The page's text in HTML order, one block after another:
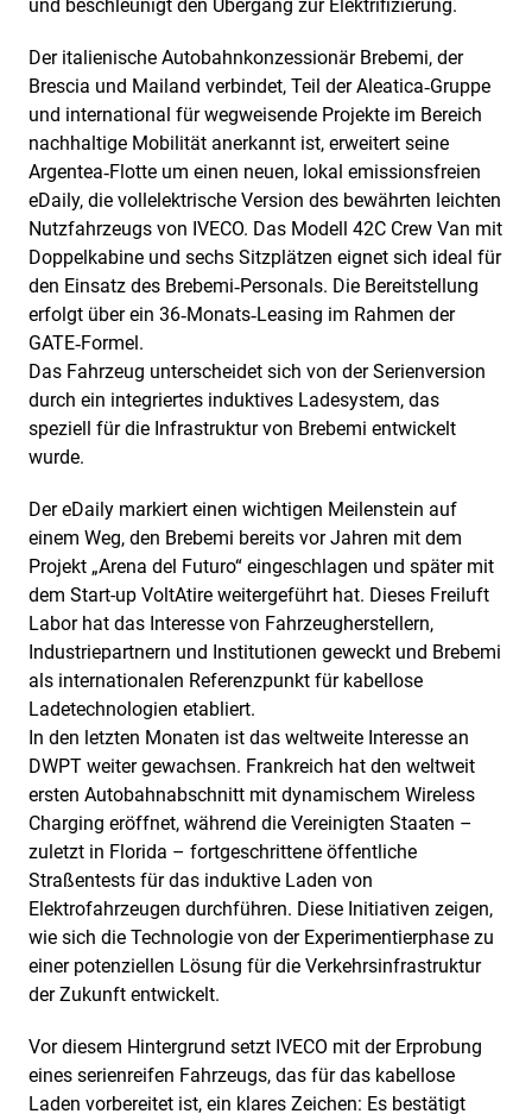
und beschleunigt den Übergang zur Elektrifizierung.
Der italienische Autobahnkonzessionär Brebemi, der
Brescia und Mailand verbindet, Teil der Aleatica‑Gruppe
und international für wegweisende Projekte im Bereich
nachhaltige Mobilität anerkannt ist, erweitert seine
Argentea‑Flotte um einen neuen, lokal emissionsfreien
eDaily, die vollelektrische Version des bewährten leichten
Nutzfahrzeugs von IVECO. Das Modell 42C Crew Van mit
Doppelkabine und sechs Sitzplätzen eignet sich ideal für
den Einsatz des Brebemi‑Personals. Die Bereitstellung
erfolgt über ein 36‑Monats‑Leasing im Rahmen der
GATE‑Formel.
Das Fahrzeug unterscheidet sich von der Serienversion
durch ein integriertes induktives Ladesystem, das
speziell für die Infrastruktur von Brebemi entwickelt
wurde.
Der eDaily markiert einen wichtigen Meilenstein auf
einem Weg, den Brebemi bereits vor Jahren mit dem
Projekt „Arena del Futuro“ eingeschlagen und später mit
dem Start-up VoltAtire weitergeführt hat. Dieses Freiluft
Labor hat das Interesse von Fahrzeugherstellern,
Industriepartnern und Institutionen geweckt und Brebemi
als internationalen Referenzpunkt für kabellose
Ladetechnologien etabliert.
In den letzten Monaten ist das weltweite Interesse an
DWPT weiter gewachsen. Frankreich hat den weltweit
ersten Autobahnabschnitt mit dynamischem Wireless
Charging eröffnet, während die Vereinigten Staaten –
zuletzt in Florida – fortgeschrittene öffentliche
Straßentests für das induktive Laden von
Elektrofahrzeugen durchführen. Diese Initiativen zeigen,
wie sich die Technologie von der Experimentierphase zu
einer potenziellen Lösung für die Verkehrsinfrastruktur
der Zukunft entwickelt.
Vor diesem Hintergrund setzt IVECO mit der Erprobung
eines serienreifen Fahrzeugs, das für das kabellose
Laden vorbereitet ist, ein klares Zeichen: Es bestätigt